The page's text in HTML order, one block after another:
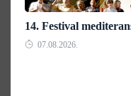
14. Festival
07.08.2026.